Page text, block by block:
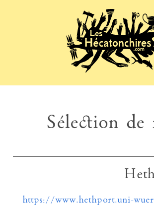
Sélection
https://www.hethport.uni-